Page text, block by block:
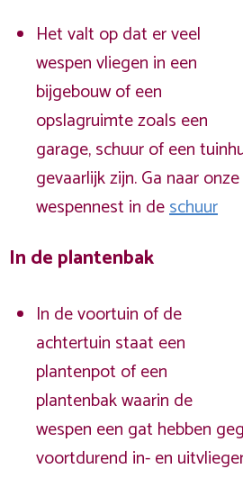
Het valt op dat er veel
wespen vliegen in een
bijgebouw of een
opslagruimte zoals een
garage, schuur of een
gevaarlijk zijn. Ga naar
wespennest in deschuur
In de plantenbak
In de voortuin of de
achtertuin staat een
plantenpot of een
plantenbak waarin de
wespen een gat hebben
voortdurend in- en